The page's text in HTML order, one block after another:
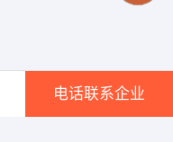
电话联系企业